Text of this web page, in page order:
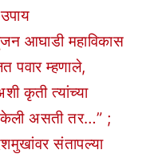
आघाडी महाविकास
पवार म्हणाले,
कृती त्यांच्या
केली असती तर…” ;
संतापल्या